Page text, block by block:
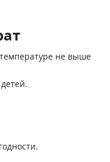
не выше